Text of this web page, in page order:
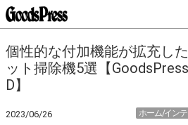
個性的な付加機能が拡充し
ット掃除機5選【
D】
2023/06/26 ホーム/イン